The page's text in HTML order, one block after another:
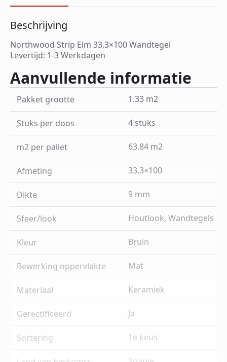
Beschrijving
Northwood Strip Elm 33,3×100 Wandtegel
Levertijd: 1-3 Werkdagen
Aanvullende informatie
Pakket grootte 1.33 m2
Stuks per doos 4 stuks
m2 per pallet 63.84 m2
Afmeting 33,3×100
Dikte 9 mm
Sfeer/look Houtlook, Wandtegels
Kleur Bruin
Bewerking oppervlakte Mat
Materiaal Keramiek
Gerectificeerd Ja
Sortering 1e keus